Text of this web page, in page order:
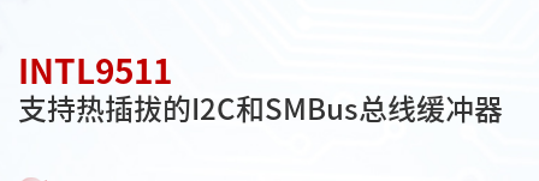
INTL9511
支持热插拔的I2C和SMBus总线缓冲器